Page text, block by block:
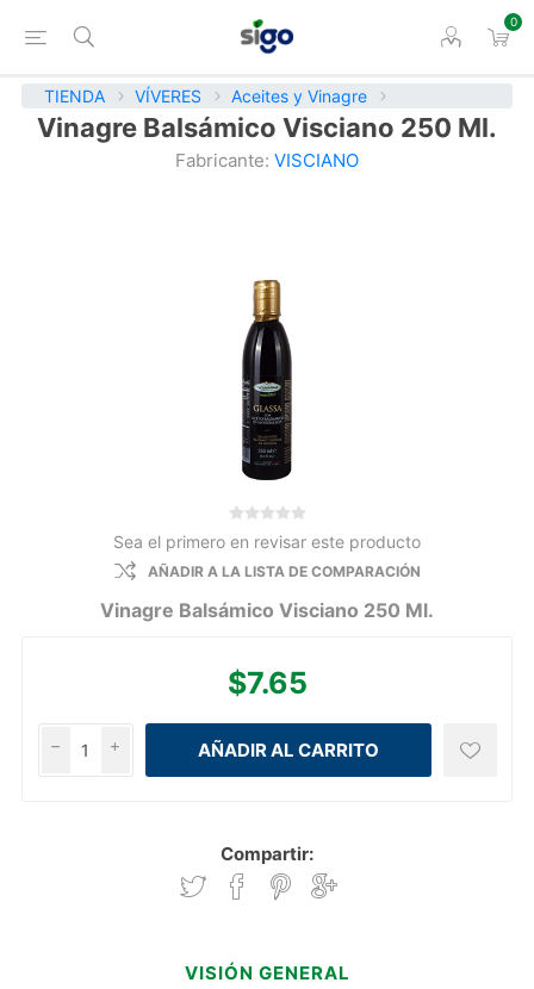
0
TIENDA VÍVERES Aceites y Vinagre
Vinagre Balsámico Visciano 250 Ml.
Fabricante: VISCIANO
Sea el primero en revisar este producto
AÑADIR A LA LISTA DE COMPARACIÓN
Vinagre Balsámico Visciano 250 Ml.
$7.65
i
h
Compartir:
VISIÓN GENERAL